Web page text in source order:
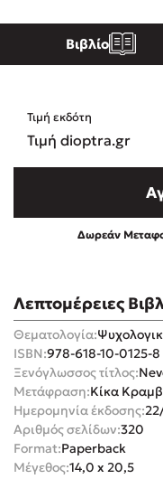
Ένας
Mel
Η
Βιβλίο
Λεπτομέρειες
Θεματολογία:
ISBN:978-618-10-0125-8
Ξενόγλωσσος τίτλος:
Μετάφραση:Κίκα
Ημερομηνία έκδοσης:
Αριθμός σελίδων:320
Format:Paperback
Μέγεθος:14,0 x 20,5
Τιμή εκδότη
Τιμή dioptra.gr
Δωρεάν